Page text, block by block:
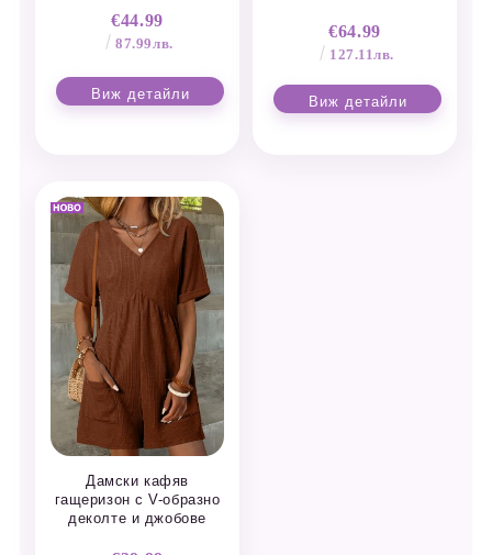
€44.99
87.99лв.
Виж детайли
€64.99
127.11лв.
Виж детайли
Дамски кафяв
гащеризон с V-образно
деколте и джобове